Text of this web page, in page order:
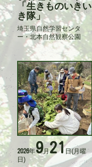
ト
ル
「生きものいきい
き隊」
力
埼玉県自然学習センタ
ー・北本自然観察公園
動
日
2026年9月21日(月曜
日)